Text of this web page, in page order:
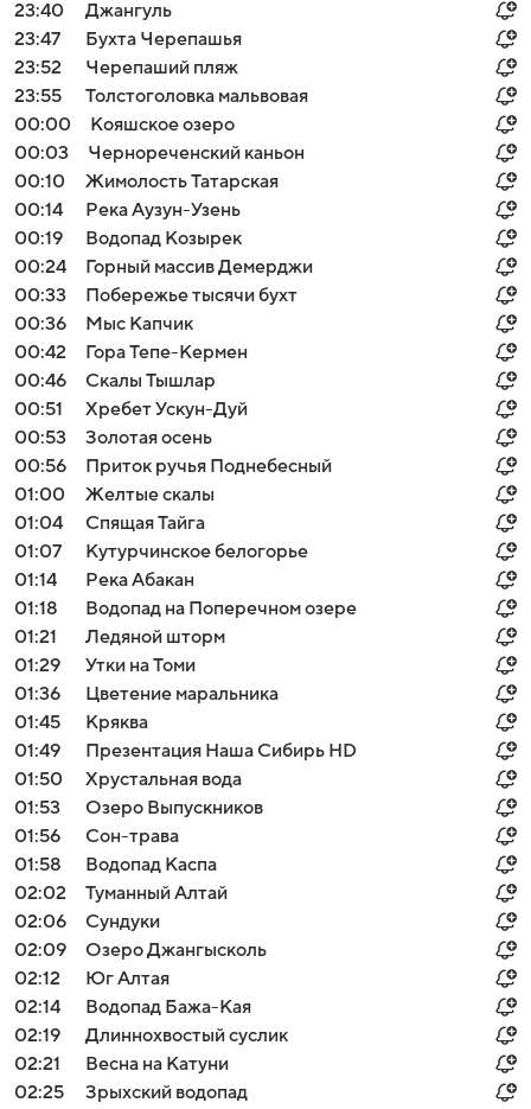
23:40
Джангуль
23:47
Бухта Черепашья
23:52
Черепаший пляж
23:55
Толстоголовка мальвовая
00:00
Кояшское озеро
00:03
Чернореченский каньон
00:10
Жимолость Татарская
00:14
Река Аузун-Узень
00:19
Водопад Козырек
00:24
Горный массив Демерджи
00:33
Побережье тысячи бухт
00:36
Мыс Капчик
00:42
Гора Тепе-Кермен
00:46
Скалы Тышлар
00:51
Хребет Ускун-Дуй
00:53
Золотая осень
00:56
Приток ручья Поднебесный
01:00
Желтые скалы
01:04
Спящая Тайга
01:07
Кутурчинское белогорье
01:14
Река Абакан
01:18
Водопад на Поперечном озере
01:21
Ледяной шторм
01:29
Утки на Томи
01:36
Цветение маральника
01:45
Кряква
01:49
Презентация Наша Сибирь HD
01:50
Хрустальная вода
01:53
Озеро Выпускников
01:56
Сон-трава
01:58
Водопад Каспа
02:02
Туманный Алтай
02:06
Сундуки
02:09
Озеро Джангысколь
02:12
Юг Алтая
02:14
Водопад Бажа-Кая
02:19
Длиннохвостый суслик
02:21
Весна на Катуни
02:25
Зрыхский водопад